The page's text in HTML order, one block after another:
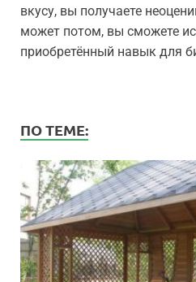
вкусу, вы получаете
может потом, вы сможете
приобретённый навык для
ПО ТЕМЕ: